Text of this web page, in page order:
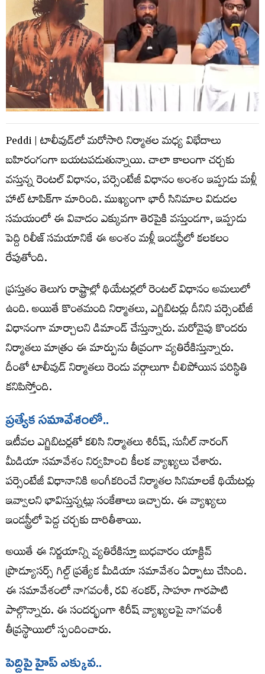
Peddi | టాలీవుడ్‌లో మరోసారి నిర్మాతల మధ్య విభేదాలు
బహిరంగంగా బయటపడుతున్నాయి. చాలా కాలంగా చర్చకు
వస్తున్న రెంటల్ విధానం, పర్సెంటేజీ విధానం అంశం ఇప్పుడు మళ్లీ
హాట్ టాపిక్‌గా మారింది. ముఖ్యంగా భారీ సినిమాల విడుదల
సమయంలో ఈ వివాదం ఎక్కువగా తెరపైకి వస్తుండగా, ఇప్పుడు
పెద్ది రిలీజ్ సమయానికే ఈ అంశం మళ్లీ ఇండస్ట్రీలో కలకలం
రేపుతోంది.
ప్రస్తుతం తెలుగు రాష్ట్రాల్లో థియేటర్లలో రెంటల్ విధానం అమలులో
ఉంది. అయితే కొంతమంది నిర్మాతలు, ఎగ్జిబిటర్లు దీనిని పర్సెంటేజీ
విధానంగా మార్చాలని డిమాండ్ చేస్తున్నారు. మరోవైపు కొందరు
నిర్మాతలు మాత్రం ఈ మార్పును తీవ్రంగా వ్యతిరేకిస్తున్నారు.
దీంతో టాలీవుడ్ నిర్మాతలు రెండు వర్గాలుగా చీలిపోయిన పరిస్థితి
కనిపిస్తోంది.
ప్ర‌త్యేక స‌మావేశంలో..
ఇటీవల ఎగ్జిబిటర్లతో కలిసి నిర్మాతలు శిరీష్‌, సునీల్ నారంగ్
మీడియా సమావేశం నిర్వహించి కీలక వ్యాఖ్యలు చేశారు.
పర్సెంటేజీ విధానానికి అంగీకరించే నిర్మాతల సినిమాలకే థియేటర్లు
ఇవ్వాలని భావిస్తున్నట్లు సంకేతాలు ఇచ్చారు. ఈ వ్యాఖ్యలు
ఇండస్ట్రీలో పెద్ద చర్చకు దారితీశాయి.
అయితే ఈ నిర్ణయాన్ని వ్యతిరేకిస్తూ బుధవారం యాక్టివ్
ప్రొడ్యూసర్స్ గిల్డ్ ప్రత్యేక మీడియా సమావేశం ఏర్పాటు చేసింది.
ఈ సమావేశంలో నాగ‌వంశీ, ర‌వి శంక‌ర్, సాహూ గార‌పాటి
పాల్గొన్నారు. ఈ సందర్భంగా శిరీష్ వ్యాఖ్యలపై నాగవంశీ
తీవ్రస్థాయిలో స్పందించారు.
పెద్దిపై హైప్ ఎక్కువ‌..